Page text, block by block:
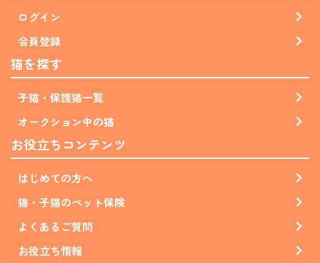
ログイン
会員登録
猫を探す
子猫・保護猫一覧
オークション中の猫
お役立ちコンテンツ
はじめての方へ
猫・子猫のペット保険
よくあるご質問
お役立ち情報